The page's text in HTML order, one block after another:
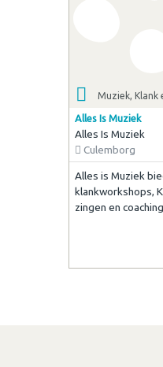
Muziek, Klank
Alles Is Muziek
Alles Is Muziek
Culemborg
Alles is Muziek
klankworkshops,
zingen en